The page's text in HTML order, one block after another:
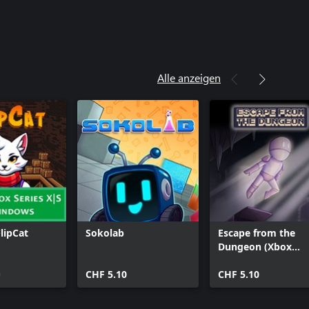
Alle anzeigen
Sokolab
CHF 5.10
Escape from the
Dungeon (Xbox
CHF 5.10